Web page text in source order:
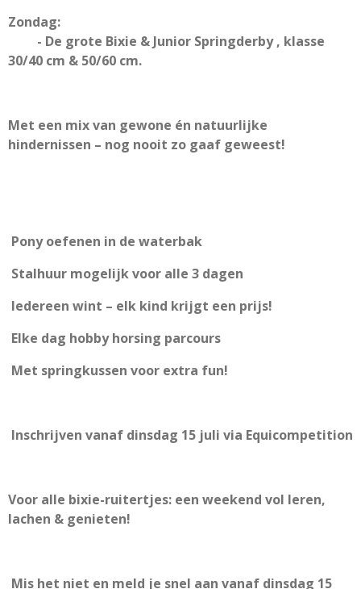
Zondag:
- De grote Bixie & Junior Springderby , klasse
30/40 cm & 50/60 cm.
Met een mix van gewone én natuurlijke
hindernissen – nog nooit zo gaaf geweest!
Pony oefenen in de waterbak
Stalhuur mogelijk voor alle 3 dagen
Iedereen wint – elk kind krijgt een prijs!
Elke dag hobby horsing parcours
Met springkussen voor extra fun!
Inschrijven vanaf dinsdag 15 juli via Equicompetition
Voor alle bixie-ruitertjes: een weekend vol leren,
lachen & genieten!
Mis het niet en meld je snel aan vanaf dinsdag 15